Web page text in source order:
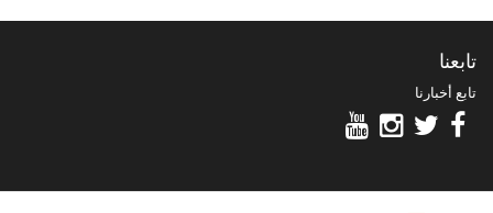
تابعنا
تابع أخبارنا